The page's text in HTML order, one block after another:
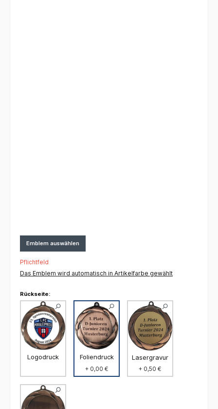
Emblem auswählen
Pflichtfeld
Das Emblem wird automatisch in Artikelfarbe gewählt
Rückseite:
Logodruck Foliendruck
+ 0,00 €
Lasergravur
+ 0,50 €